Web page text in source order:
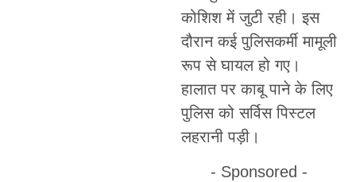
कोशिश में जुटी रही। इस
दौरान कई पुलिसकर्मी मामूली
रूप से घायल हो गए।
हालात पर काबू पाने के लिए
पुलिस को सर्विस पिस्टल
लहरानी पड़ी।
- Sponsored -